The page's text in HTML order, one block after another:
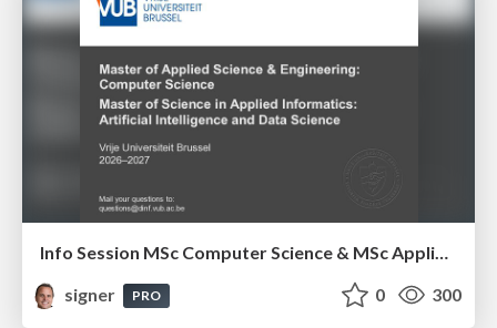
Info Session MSc Computer Science & MSc Applied Informatics
signer
PRO 0 300